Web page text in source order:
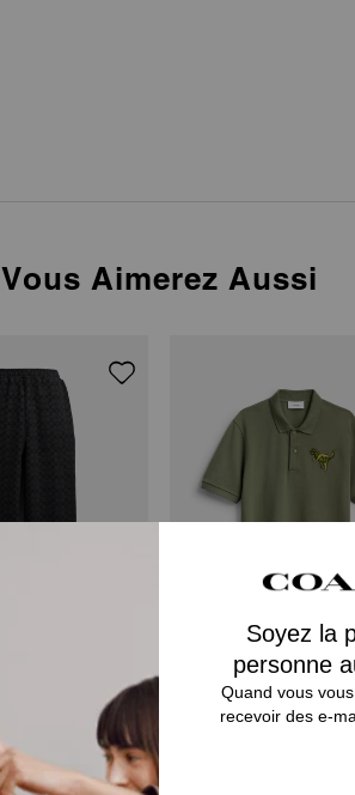
Vous Aimerez Aussi
Rexy 10th Birthday Polo